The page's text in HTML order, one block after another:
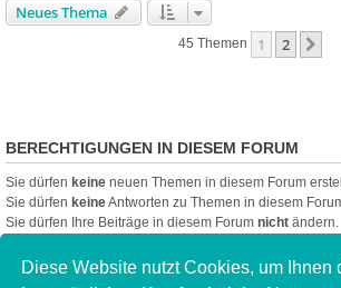
Diese Website nutzt Cookies, um Ihnen
Neues Thema
45 Themen 1 2
BERECHTIGUNGEN IN DIESEM FORUM
Sie dürfen keine neuen Themen in diesem Forum
Sie dürfen keineAntworten zu Themen in diesem
Sie dürfen Ihre Beiträge in diesem Forum nicht ändern.
Sie dürfen keineDateianhänge in diesem Forum